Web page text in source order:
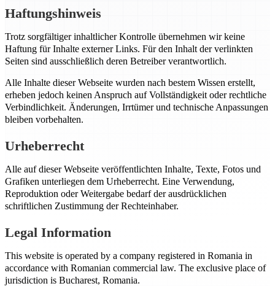
Haftungshinweis
Trotz sorgfältiger inhaltlicher Kontrolle übernehmen wir keine
Haftung für Inhalte externer Links. Für den Inhalt der verlinkten
Seiten sind ausschließlich deren Betreiber verantwortlich.
Alle Inhalte dieser Webseite wurden nach bestem Wissen erstellt,
erheben jedoch keinen Anspruch auf Vollständigkeit oder rechtliche
Verbindlichkeit. Änderungen, Irrtümer und technische Anpassungen
bleiben vorbehalten.
Urheberrecht
Alle auf dieser Webseite veröffentlichten Inhalte, Texte, Fotos und
Grafiken unterliegen dem Urheberrecht. Eine Verwendung,
Reproduktion oder Weitergabe bedarf der ausdrücklichen
schriftlichen Zustimmung der Rechteinhaber.
Legal Information
This website is operated by a company registered in Romania in
accordance with Romanian commercial law. The exclusive place of
jurisdiction is Bucharest, Romania.